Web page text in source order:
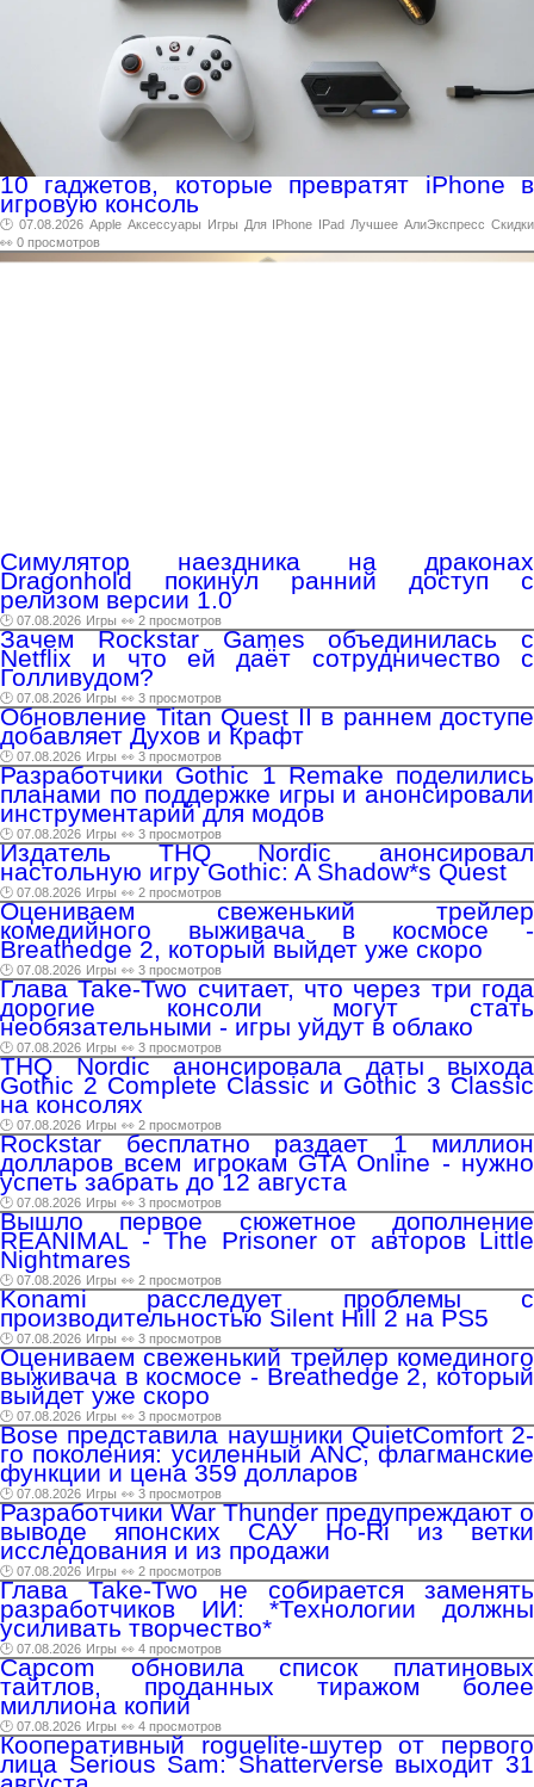
10 гаджетов, которые превратят iPhone в
игровую консоль
🕑 07.08.2026 Apple Аксессуары Игры Для IPhone IPad Лучшее АлиЭкспресс Скидки
👀 0 просмотров
Симулятор наездника на драконах
Dragonhold покинул ранний доступ с
релизом версии 1.0
🕑 07.08.2026 Игры 👀 2 просмотров
Зачем Rockstar Games объединилась с
Netflix и что ей даёт сотрудничество с
Голливудом?
🕑 07.08.2026 Игры 👀 3 просмотров
Обновление Titan Quest II в раннем доступе
добавляет Духов и Крафт
🕑 07.08.2026 Игры 👀 3 просмотров
Разработчики Gothic 1 Remake поделились
планами по поддержке игры и анонсировали
инструментарий для модов
🕑 07.08.2026 Игры 👀 3 просмотров
Издатель THQ Nordic анонсировал
настольную игру Gothic: A Shadow*s Quest
🕑 07.08.2026 Игры 👀 2 просмотров
Оцениваем свеженький трейлер
комедийного выживача в космосе -
Breathedge 2, который выйдет уже скоро
🕑 07.08.2026 Игры 👀 3 просмотров
Глава Take-Two считает, что через три года
дорогие консоли могут стать
необязательными - игры уйдут в облако
🕑 07.08.2026 Игры 👀 3 просмотров
THQ Nordic анонсировала даты выхода
Gothic 2 Complete Classic и Gothic 3 Classic
на консолях
🕑 07.08.2026 Игры 👀 2 просмотров
Rockstar бесплатно раздает 1 миллион
долларов всем игрокам GTA Online - нужно
успеть забрать до 12 августа
🕑 07.08.2026 Игры 👀 3 просмотров
Вышло первое сюжетное дополнение
REANIMAL - The Prisoner от авторов Little
Nightmares
🕑 07.08.2026 Игры 👀 2 просмотров
Konami расследует проблемы с
производительностью Silent Hill 2 на PS5
🕑 07.08.2026 Игры 👀 3 просмотров
Оцениваем свеженький трейлер комединого
выживача в космосе - Breathedge 2, который
выйдет уже скоро
🕑 07.08.2026 Игры 👀 3 просмотров
Bose представила наушники QuietComfort 2-
го поколения: усиленный ANC, флагманские
функции и цена 359 долларов
🕑 07.08.2026 Игры 👀 3 просмотров
Разработчики War Thunder предупреждают о
выводе японских САУ Ho-Ri из ветки
исследования и из продажи
🕑 07.08.2026 Игры 👀 2 просмотров
Глава Take-Two не собирается заменять
разработчиков ИИ: *Технологии должны
усиливать творчество*
🕑 07.08.2026 Игры 👀 4 просмотров
Capcom обновила список платиновых
тайтлов, проданных тиражом более
миллиона копий
🕑 07.08.2026 Игры 👀 4 просмотров
Кооперативный roguelite-шутер от первого
лица Serious Sam: Shatterverse выходит 31